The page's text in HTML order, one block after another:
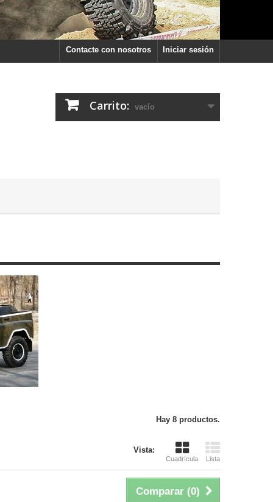
Iniciar sesión
Contacte con nosotros
Carrito: vacío
Hay 8 productos.
Vista:
Cuadrícula Lista
Comparar (0)